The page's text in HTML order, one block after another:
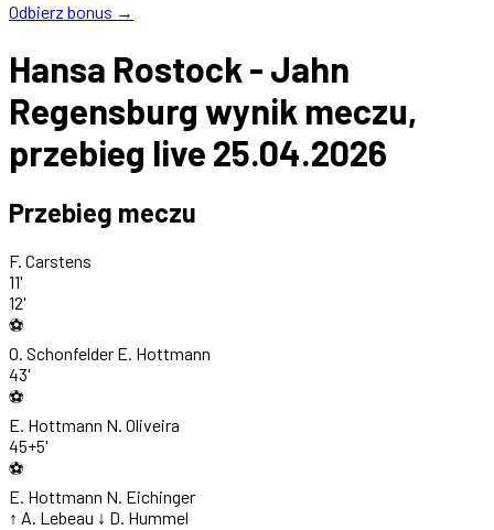
Odbierz bonus →
Hansa Rostock - Jahn
Regensburg wynik meczu,
przebieg live 25.04.2026
Przebieg meczu
F. Carstens
11'
12'
⚽
O. Schonfelder E. Hottmann
43'
⚽
E. Hottmann N. Oliveira
45+5'
⚽
E. Hottmann N. Eichinger
↑ A. Lebeau ↓ D. Hummel